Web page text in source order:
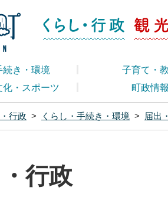
大子町ホームページ くらし・行政
くらし・
続き・環境 子育て・
・スポーツ
町政情報
行政 > くらし・手続き・環境 > 届出
行政